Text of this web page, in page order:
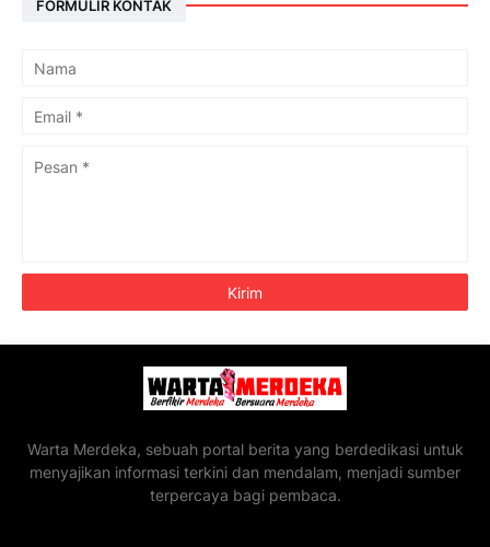
FORMULIR KONTAK
Warta Merdeka, sebuah portal berita yang berdedikasi untuk
menyajikan informasi terkini dan mendalam, menjadi sumber
terpercaya bagi pembaca.